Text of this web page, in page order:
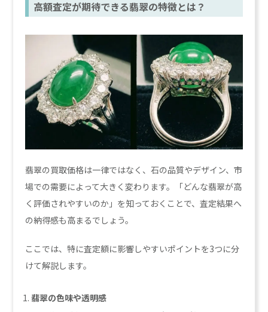
高額査定が期待できる翡翠の特徴とは？
翡翠の買取価格は一律ではなく、石の品質やデザイン、市
場での需要によって大きく変わります。「どんな翡翠が高
く評価されやすいのか」を知っておくことで、査定結果へ
の納得感も高まるでしょう。
ここでは、特に査定額に影響しやすいポイントを3つに分
けて解説します。
翡翠の色味や透明感